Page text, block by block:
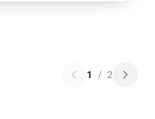
1 / 2